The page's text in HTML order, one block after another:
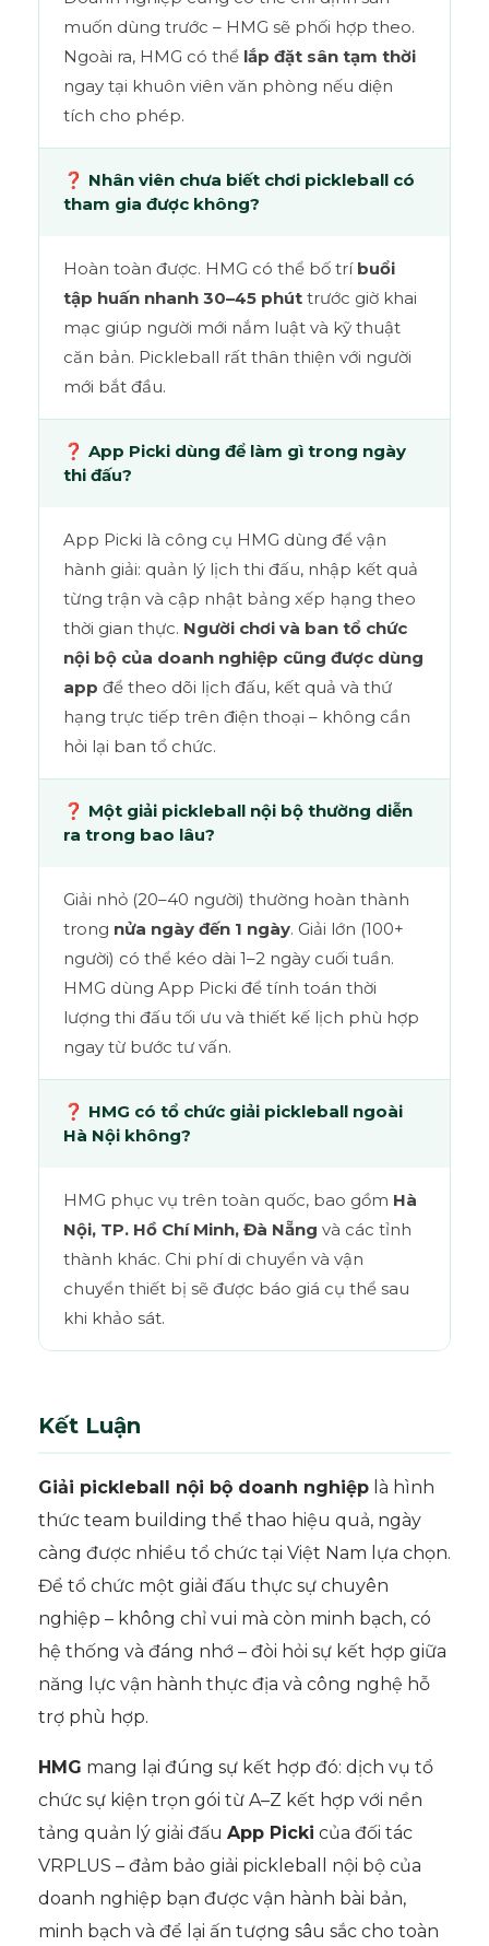
muốn dùng trước – HMG sẽ phối hợp theo.
Ngoài ra, HMG có thể lắp đặt sân tạm thời
ngay tại khuôn viên văn phòng nếu diện
tích cho phép.
❓ Nhân viên chưa biết chơi pickleball có
tham gia được không?
Hoàn toàn được. HMG có thể bố trí buổi
tập huấn nhanh 30–45 phút trước giờ khai
mạc giúp người mới nắm luật và kỹ thuật
căn bản. Pickleball rất thân thiện với người
mới bắt đầu.
❓ App Picki dùng để làm gì trong ngày
thi đấu?
App Picki là công cụ HMG dùng để vận
hành giải: quản lý lịch thi đấu, nhập kết quả
từng trận và cập nhật bảng xếp hạng theo
thời gian thực. Người chơi và ban tổ chức
nội bộ của doanh nghiệp cũng được dùng
app để theo dõi lịch đấu, kết quả và thứ
hạng trực tiếp trên điện thoại – không cần
hỏi lại ban tổ chức.
❓ Một giải pickleball nội bộ thường diễn
ra trong bao lâu?
Giải nhỏ (20–40 người) thường hoàn thành
trong nửa ngày đến 1 ngày. Giải lớn (100+
người) có thể kéo dài 1–2 ngày cuối tuần.
HMG dùng App Picki để tính toán thời
lượng thi đấu tối ưu và thiết kế lịch phù hợp
ngay từ bước tư vấn.
❓ HMG có tổ chức giải pickleball ngoài
Hà Nội không?
HMG phục vụ trên toàn quốc, bao gồm Hà
Nội, TP. Hồ Chí Minh, Đà Nẵng và các tỉnh
thành khác. Chi phí di chuyển và vận
chuyển thiết bị sẽ được báo giá cụ thể sau
khi khảo sát.
Kết Luận
Giải pickleball nội bộ doanh nghiệp là hình
thức team building thể thao hiệu quả, ngày
càng được nhiều tổ chức tại Việt Nam lựa chọn.
Để tổ chức một giải đấu thực sự chuyên
nghiệp – không chỉ vui mà còn minh bạch, có
hệ thống và đáng nhớ – đòi hỏi sự kết hợp giữa
năng lực vận hành thực địa và công nghệ hỗ
trợ phù hợp.
HMG mang lại đúng sự kết hợp đó: dịch vụ tổ
chức sự kiện trọn gói từ A–Z kết hợp với nền
tảng quản lý giải đấu App Picki của đối tác
VRPLUS – đảm bảo giải pickleball nội bộ của
doanh nghiệp bạn được vận hành bài bản,
minh bạch và để lại ấn tượng sâu sắc cho toàn